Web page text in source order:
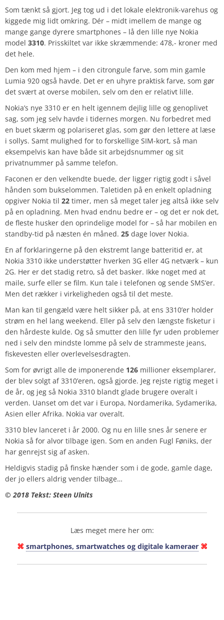
Som tænkt så gjort. Jeg tog ud i det lokale elektronik-varehus og
kiggede mig lidt omkring. Dér – midt imellem de mange og
mange gange dyrere smartphones – lå den lille nye Nokia
model 3310. Prisskiltet var ikke skræmmende: 478,- kroner med
det hele.
Den kom med hjem – i den citrongule farve, som min gamle
Lumia 920 også havde. Det er en uhyre praktisk farve, som gør
det svært at overse mobilen, selv om den er relativt lille.
Nokia’s nye 3310 er en helt igennem dejlig lille og genoplivet
sag, som jeg selv havde i tidernes morgen. Nu forbedret med
en buet skærm og polariseret glas, som gør den lettere at læse
i sollys. Samt mulighed for to forskellige SIM-kort, så man
eksempelvis kan have både sit arbejdsnummer og sit
privatnummer på samme telefon.
Faconen er den velkendte buede, der ligger rigtig godt i såvel
hånden som bukselommen. Taletiden på en enkelt opladning
opgiver Nokia til 22 timer, men så meget taler jeg altså ikke selv
på en opladning. Men hvad endnu bedre er – og det er nok det,
de fleste husker den oprindelige model for – så har mobilen en
standby-tid på næsten én måned. 25 dage lover Nokia.
En af forklaringerne på den ekstremt lange batteritid er, at
Nokia 3310 ikke understøtter hverken 3G eller 4G netværk – kun
2G. Her er det stadig retro, så det basker. Ikke noget med at
maile, surfe eller se film. Kun tale i telefonen og sende SMS’er.
Men det rækker i virkeligheden også til det meste.
Man kan til gengæld være helt sikker på, at ens 3310’er holder
strøm en hel lang weekend. Eller på selv den længste fisketur i
den hårdeste kulde. Og så smutter den lille fyr uden problemer
ned i selv den mindste lomme på selv de strammeste jeans,
fiskevesten eller overlevelsesdragten.
Som for øvrigt alle de imponerende 126 millioner eksemplarer,
der blev solgt af 3310’eren, også gjorde. Jeg rejste rigtig meget i
de år, og jeg så Nokia 3310 blandt glade brugere overalt i
verden. Uanset om det var i Europa, Nordamerika, Sydamerika,
Asien eller Afrika. Nokia var overalt.
3310 blev lanceret i år 2000. Og nu en lille snes år senere er
Nokia så for alvor tilbage igen. Som en anden Fugl Føniks, der
har genrejst sig af asken.
Heldigvis stadig på finske hænder som i de gode, gamle dage,
der jo ellers aldrig vender tilbage…
© 2018 Tekst: Steen Ulnits
Læs meget mere her om:
⌘ smartphones, smartwatches og digitale kameraer ⌘